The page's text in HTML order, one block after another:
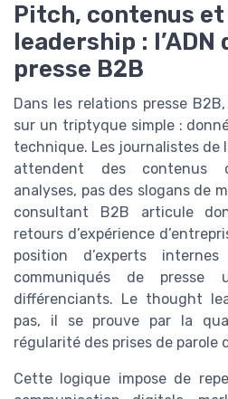
Pitch, contenus
leadership :
presse B2B
Dans les relations presse
sur un triptyque simple :
technique. Les journalistes de
attendent des contenus
analyses, pas des slogans de
consultant B2B articule
retours d’expérience
position d’experts
communiqués de presse
différenciants. Le thought
pas, il se prouve par la
régularité des prises de parole
Cette logique impose de